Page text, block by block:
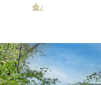
テル内で披露宴を。大
会♪